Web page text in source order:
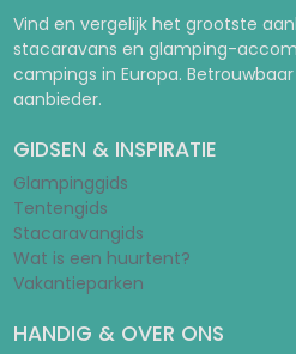
Vind en vergelijk het grootste
stacaravans en glamping-
campings in Europa.
aanbieder.
GIDSEN & INSPIRATIE
Glampinggids
Tentengids
Stacaravangids
Wat is een huurtent?
Vakantieparken
HANDIG & OVER ONS